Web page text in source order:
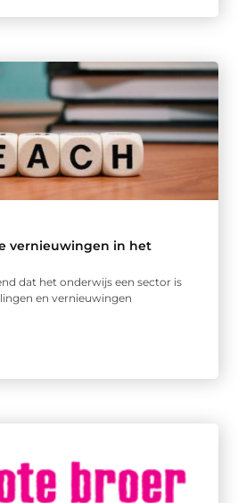
vernieuwingen in het
dat het onderwijs een sector is
en vernieuwingen